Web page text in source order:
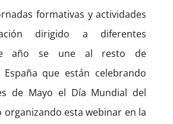
formativas y actividades
dirigido a diferentes
año se une al resto de
que están celebrando
de Mayo el Día Mundial del
organizando esta webinar en la